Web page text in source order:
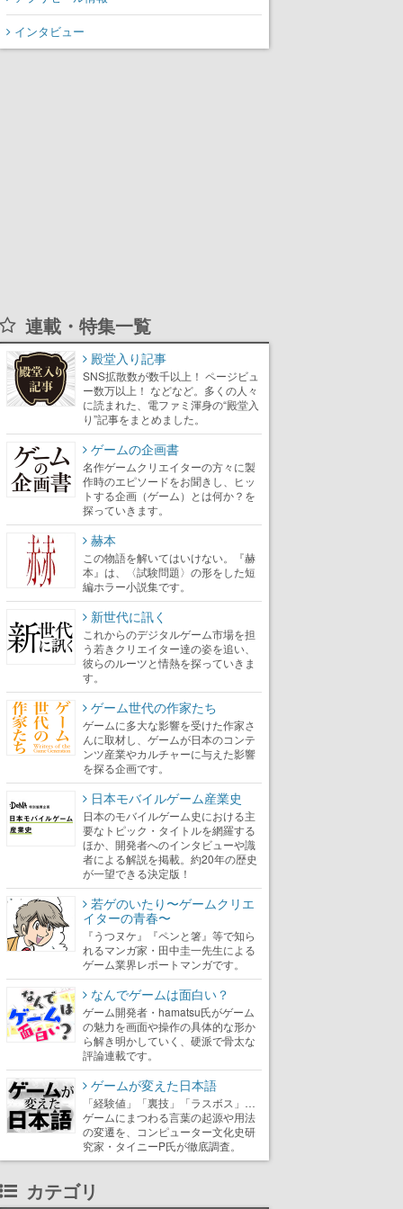
インタビュー
連載・特集一覧
殿堂入り記事
SNS拡散数が数千以上！ ページビュ
ー数万以上！ などなど。多くの人々
に読まれた、電ファミ渾身の“殿堂入
り”記事をまとめました。
ゲームの企画書
名作ゲームクリエイターの方々に製
作時のエピソードをお聞きし、ヒッ
トする企画（ゲーム）とは何か？を
探っていきます。
赫本
この物語を解いてはいけない。『赫
本』は、〈試験問題〉の形をした短
編ホラー小説集です。
新世代に訊く
これからのデジタルゲーム市場を担
う若きクリエイター達の姿を追い、
彼らのルーツと情熱を探っていきま
す。
ゲーム世代の作家たち
ゲームに多大な影響を受けた作家さ
んに取材し、ゲームが日本のコンテ
ンツ産業やカルチャーに与えた影響
を探る企画です。
日本モバイルゲーム産業史
日本のモバイルゲーム史における主
要なトピック・タイトルを網羅する
ほか、開発者へのインタビューや識
者による解説を掲載。約20年の歴史
が一望できる決定版！
若ゲのいたり〜ゲームクリエ
イターの青春〜
『うつヌケ』『ペンと箸』等で知ら
れるマンガ家・田中圭一先生による
ゲーム業界レポートマンガです。
なんでゲームは面白い？
ゲーム開発者・hamatsu氏がゲーム
の魅力を画面や操作の具体的な形か
ら解き明かしていく、硬派で骨太な
評論連載です。
ゲームが変えた日本語
「経験値」「裏技」「ラスボス」…
ゲームにまつわる言葉の起源や用法
の変遷を、コンピューター文化史研
究家・タイニーP氏が徹底調査。
カテゴリ